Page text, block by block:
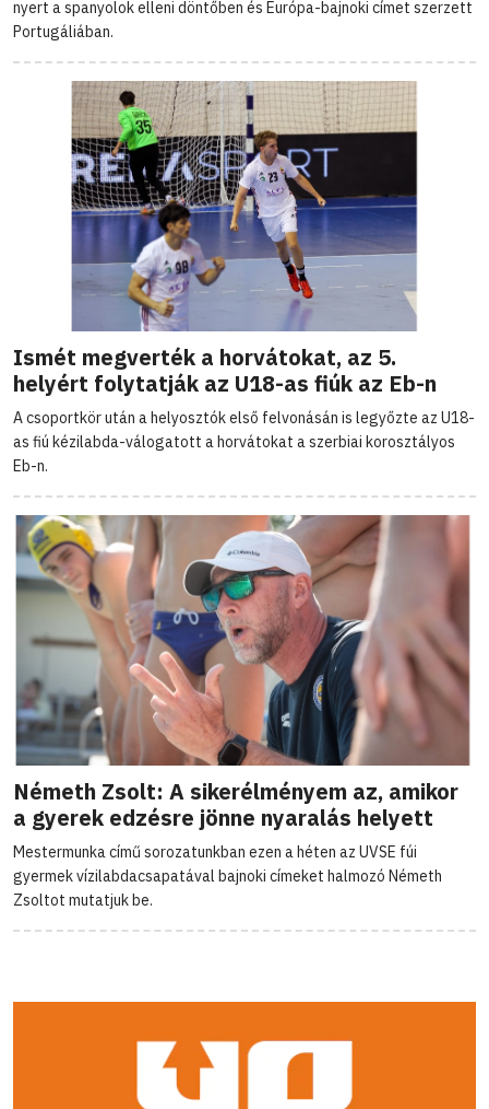
nyert a spanyolok elleni döntőben és Európa-bajnoki címet szerzett
Portugáliában.
Ismét megverték a horvátokat, az 5.
helyért folytatják az U18-as fiúk az Eb-n
A csoportkör után a helyosztók első felvonásán is legyőzte az U18-
as fiú kézilabda-válogatott a horvátokat a szerbiai korosztályos
Eb-n.
Németh Zsolt: A sikerélményem az, amikor
a gyerek edzésre jönne nyaralás helyett
Mestermunka című sorozatunkban ezen a héten az UVSE fúi
gyermek vízilabdacsapatával bajnoki címeket halmozó Németh
Zsoltot mutatjuk be.